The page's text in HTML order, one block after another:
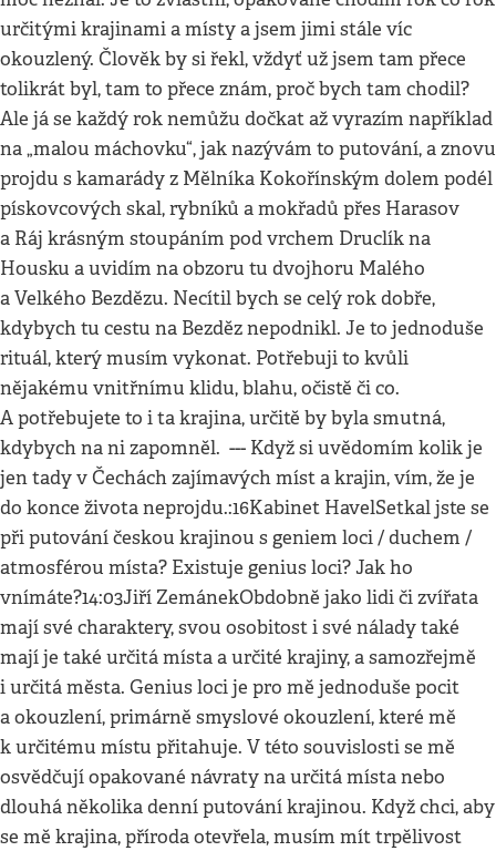
určitými krajinami a místy a jsem jimi stále víc
okouzlený. Člověk by si řekl, vždyť už jsem tam přece
tolikrát byl, tam to přece znám, proč bych tam chodil?
Ale já se každý rok nemůžu dočkat až vyrazím například
na „malou máchovku“, jak nazývám to putování, a znovu
projdu s kamarády z Mělníka Kokořínským dolem podél
pískovcových skal, rybníků a mokřadů přes Harasov
a Ráj krásným stoupáním pod vrchem Druclík na
Housku a uvidím na obzoru tu dvojhoru Malého
a Velkého Bezdězu. Necítil bych se celý rok dobře,
kdybych tu cestu na Bezděz nepodnikl. Je to jednoduše
rituál, který musím vykonat. Potřebuji to kvůli
nějakému vnitřnímu klidu, blahu, očistě či co.
A potřebujete to i ta krajina, určitě by byla smutná,
kdybych na ni zapomněl. --- Když si uvědomím kolik je
jen tady v Čechách zajímavých míst a krajin, vím, že je
do konce života neprojdu.:16Kabinet HavelSetkal jste se
při putování českou krajinou s geniem loci / duchem /
atmosférou místa? Existuje genius loci? Jak ho
vnímáte?14:03Jiří ZemánekObdobně jako lidi či zvířata
mají své charaktery, svou osobitost i své nálady také
mají je také určitá místa a určité krajiny, a samozřejmě
i určitá města. Genius loci je pro mě jednoduše pocit
a okouzlení, primárně smyslové okouzlení, které mě
k určitému místu přitahuje. V této souvislosti se mě
osvědčují opakované návraty na určitá místa nebo
dlouhá několika denní putování krajinou. Když chci, aby
se mě krajina, příroda otevřela, musím mít trpělivost